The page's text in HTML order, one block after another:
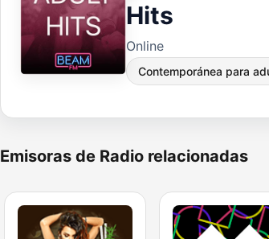
Hits
Online
Contemporánea para
Emisoras de Radio relacionadas